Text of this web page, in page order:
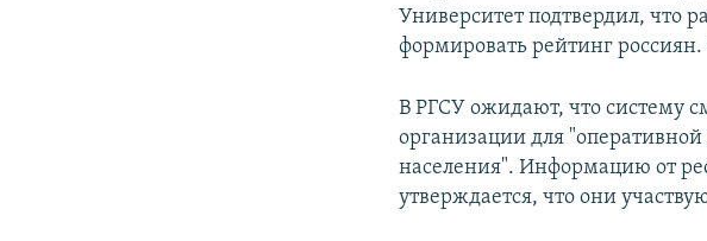
Университет подтвердил, что
формировать рейтинг
В РГСУ ожидают, что систему
организации для
населения". Информацию от
утверждается, что они